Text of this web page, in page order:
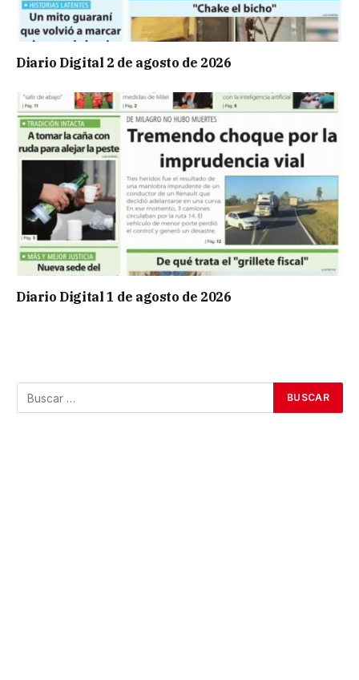
Diario Digital 2 de agosto de 2026
Diario Digital 1 de agosto de 2026